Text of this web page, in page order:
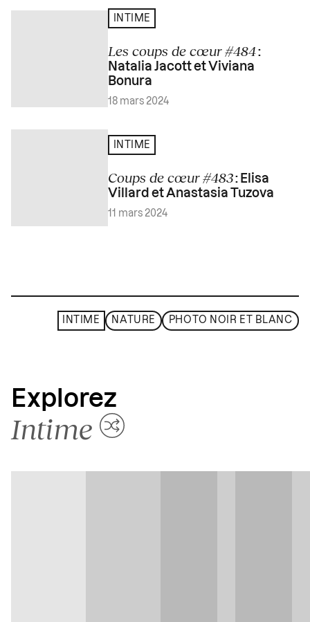
INTIME
Les coups de cœur #484:
Natalia Jacott et Viviana
Bonura
18 mars 2024
INTIME
Coups de cœur #483: Elisa
Villard et Anastasia Tuzova
11 mars 2024
INTIME NATURE PHOTO NOIR ET BLANC
Explorez
Intime